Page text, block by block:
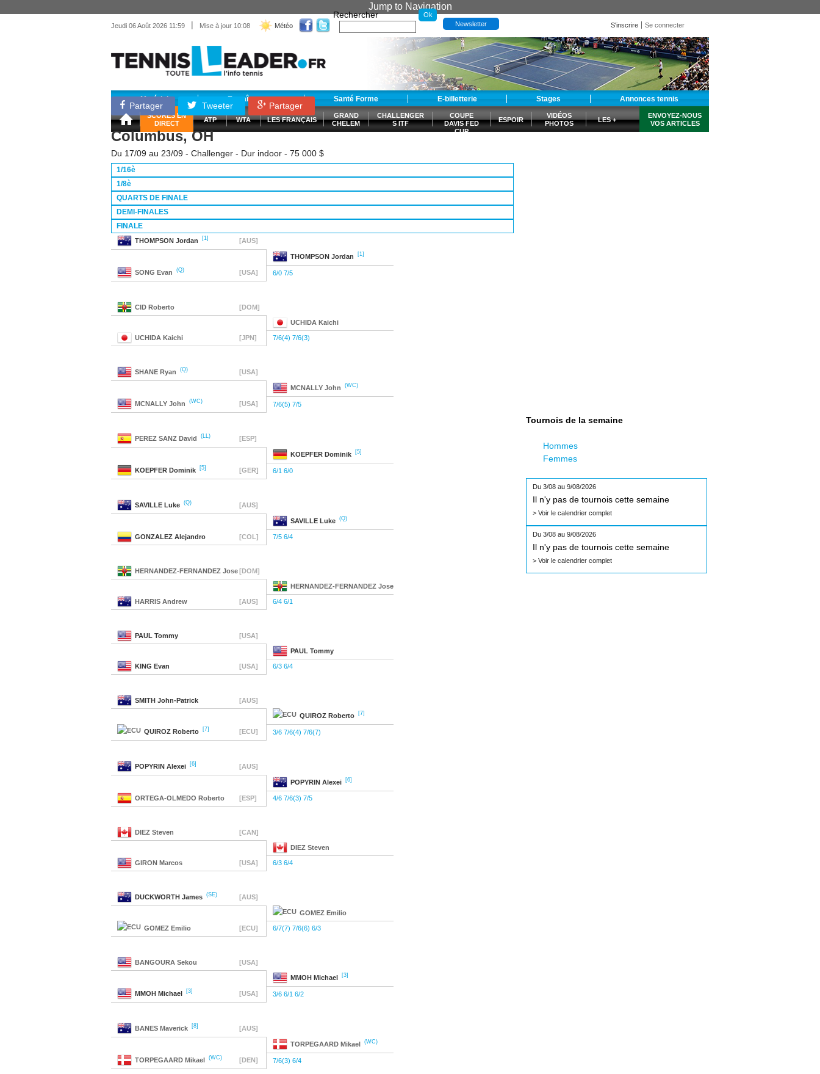
Jump to Navigation
Jeudi 06 Août 2026 11:59 | Mise à jour 10:08 Météo
Rechercher
Newsletter S'inscrire Se connecter
Matériel Entraînement Santé Forme E-billetterie Stages Annonces tennis
SCORES EN
DIRECT
ATP WTA LES FRANÇAIS
GRAND
CHELEM
CHALLENGER
S ITF
COUPE
DAVIS FED
CUP
ESPOIR
VIDÉOS
PHOTOS
LES +
ENVOYEZ-NOUS
VOS ARTICLES
Partager Tweeter Partager
Columbus, OH
Du 17/09 au 23/09 - Challenger - Dur indoor - 75 000 $
1/16è
1/8è
QUARTS DE FINALE
DEMI-FINALES
FINALE
THOMPSON Jordan [1] [AUS]
THOMPSON Jordan [1]
SONG Evan (Q) [USA] 6/0 7/5
CID Roberto [DOM]
UCHIDA Kaichi
UCHIDA Kaichi [JPN] 7/6(4) 7/6(3)
SHANE Ryan (Q) [USA]
MCNALLY John (WC)
MCNALLY John (WC) [USA] 7/6(5) 7/5
PEREZ SANZ David (LL) [ESP]
KOEPFER Dominik [5]
KOEPFER Dominik [5] [GER] 6/1 6/0
SAVILLE Luke (Q) [AUS]
SAVILLE Luke (Q)
GONZALEZ Alejandro [COL] 7/5 6/4
HERNANDEZ-FERNANDEZ Jose[DOM]
HERNANDEZ-FERNANDEZ Jose
HARRIS Andrew [AUS] 6/4 6/1
PAUL Tommy [USA]
PAUL Tommy
KING Evan [USA] 6/3 6/4
SMITH John-Patrick [AUS]
QUIROZ Roberto [7]
QUIROZ Roberto [7] [ECU] 3/6 7/6(4) 7/6(7)
POPYRIN Alexei [6] [AUS]
POPYRIN Alexei [6]
ORTEGA-OLMEDO Roberto [ESP] 4/6 7/6(3) 7/5
DIEZ Steven [CAN]
DIEZ Steven
GIRON Marcos [USA] 6/3 6/4
DUCKWORTH James (SE) [AUS]
GOMEZ Emilio
GOMEZ Emilio [ECU] 6/7(7) 7/6(6) 6/3
BANGOURA Sekou [USA]
MMOH Michael [3]
MMOH Michael [3] [USA] 3/6 6/1 6/2
BANES Maverick [8] [AUS]
TORPEGAARD Mikael (WC)
TORPEGAARD Mikael (WC) [DEN] 7/6(3) 6/4
Tournois de la semaine
Hommes
Femmes
Du 3/08 au 9/08/2026
Il n'y pas de tournois cette semaine
> Voir le calendrier complet
Du 3/08 au 9/08/2026
Il n'y pas de tournois cette semaine
> Voir le calendrier complet